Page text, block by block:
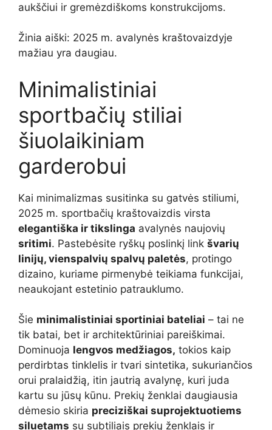
aukščiui ir gremėzdiškoms konstrukcijoms.
Žinia aiški: 2025 m. avalynės kraštovaizdyje
mažiau yra daugiau.
Minimalistiniai
sportbačių stiliai
šiuolaikiniam
garderobui
Kai minimalizmas susitinka su gatvės stiliumi,
2025 m. sportbačių kraštovaizdis virsta
elegantiška ir tikslinga avalynės naujovių
sritimi. Pastebėsite ryškų poslinkį link švarių
linijų, vienspalvių spalvų paletės, protingo
dizaino, kuriame pirmenybė teikiama funkcijai,
neaukojant estetinio patrauklumo.
Šie minimalistiniai sportiniai bateliai – tai ne
tik batai, bet ir architektūriniai pareiškimai.
Dominuoja lengvos medžiagos, tokios kaip
perdirbtas tinklelis ir tvari sintetika, sukuriančios
orui pralaidžią, itin jautrią avalynę, kuri juda
kartu su jūsų kūnu. Prekių ženklai daugiausia
dėmesio skiria preciziškai suprojektuotiems
siluetams su subtiliais prekių ženklais ir